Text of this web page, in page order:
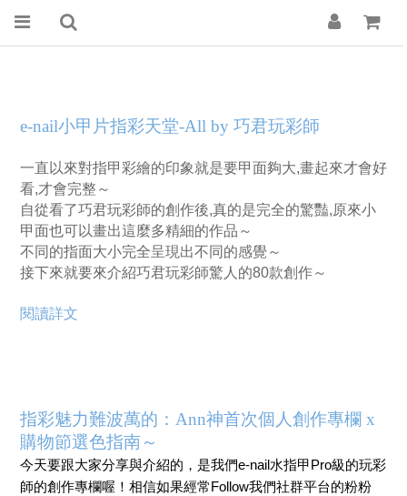
e-nail小甲片指彩天堂-All by 巧君玩彩師
一直以來對指甲彩繪的印象就是要甲面夠大,畫起來才會好
看,才會完整～
自從看了巧君玩彩師的創作後,真的是完全的驚豔,原來小
甲面也可以畫出這麼多精細的作品～
不同的指面大小完全呈現出不同的感覺～
接下來就要來介紹巧君玩彩師驚人的80款創作～
閱讀詳文
指彩魅力難波萬的：Ann神首次個人創作專欄 x
購物節選色指南～
今天要跟大家分享與介紹的，是我們e-nail水指甲Pro級的玩彩
師的創作專欄喔！相信如果經常Follow我們社群平台的粉粉